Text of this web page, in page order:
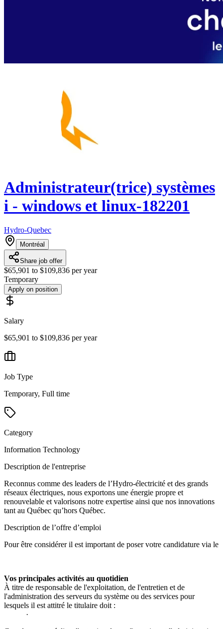
Administrateur(trice) systèmes
i - windows et linux-182201
Hydro-Quebec
Montréal
Share job offer
$65,901 to $109,836 per year
Temporary
Apply on position
Salary
$65,901 to $109,836 per year
Job Type
Temporary, Full time
Category
Information Technology
Description de l'entreprise
Reconnus comme des leaders de l’Hydro-électricité et des grands
réseaux électriques, nous exportons une énergie propre et
renouvelable et valorisons notre expertise ainsi que nos innovations
tant au Québec qu’hors Québec.
Description de l’offre d’emploi
Pour être considérer il est important de poser votre candidature via le
Vos principales activités au quotidien
À titre de responsable de l'exploitation, de l'entretien et de
l'administration des serveurs du système ou des services pour
lesquels il est attitré le titulaire doit :
·